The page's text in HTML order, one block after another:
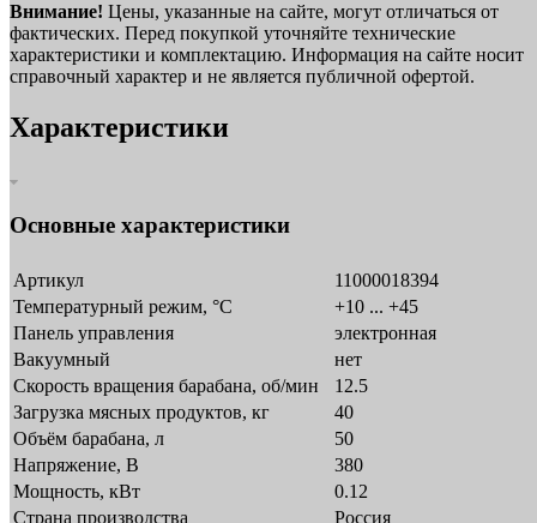
Внимание! Цены, указанные на сайте, могут отличаться от
фактических. Перед покупкой уточняйте технические
характеристики и комплектацию. Информация на сайте носит
справочный характер и не является публичной офертой.
Характеристики
Основные характеристики
Артикул
11000018394
Температурный режим, °C
+10 ... +45
Панель управления
электронная
Вакуумный
нет
Скорость вращения барабана, об/мин
12.5
Загрузка мясных продуктов, кг
40
Объём барабана, л
50
Напряжение, В
380
Мощность, кВт
0.12
Страна производства
Россия